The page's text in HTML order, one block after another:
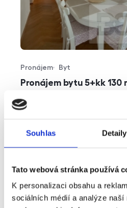
Souhlas Detaily
Tato webová stránka používá
K personalizaci obsahu a
sociálních médií a analýze
Pronájem bytu 5+kk 130
Typ nabídky
Pronájem
Typ nemovitosti
Byt
funkce
parkování sklep výtah
cena
49 000 Kč